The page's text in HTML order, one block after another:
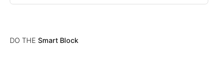
DO THE Smart Block